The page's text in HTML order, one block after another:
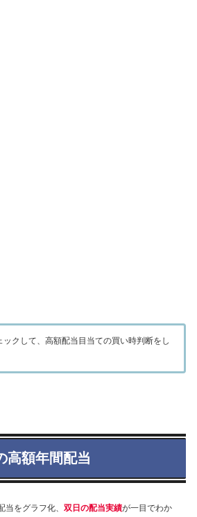
クして、高額配当目当ての買い時判断をし
高額年間配当
をグラフ化、 双日の配当実績が一目でわか